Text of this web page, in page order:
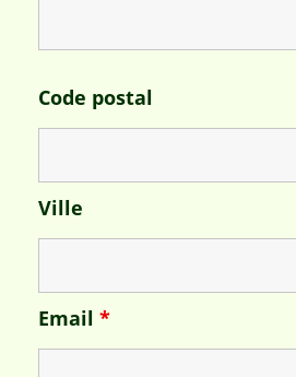
Code postal
Ville
Email *